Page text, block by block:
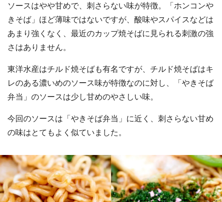
ソースはやや甘めで、刺さらない味が特徴。「ホンコンや
きそば」ほど薄味ではないですが、酸味やスパイスなどは
あまり強くなく、最近のカップ焼そばに見られる刺激の強
さはありません。
東洋水産はチルド焼そばも有名ですが、チルド焼そばはキ
レのある濃いめのソース味が特徴なのに対し、「やきそば
弁当」のソースは少し甘めのやさしい味。
今回のソースは「やきそば弁当」に近く、刺さらない甘め
の味はとてもよく似ていました。